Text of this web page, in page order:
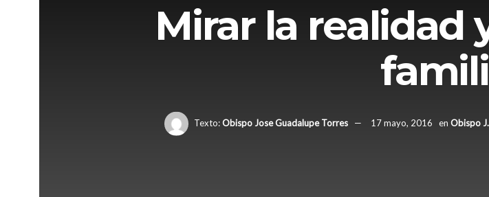
Mirar la realidad
Texto:Obispo Jose Guadalupe Torres 17 mayo, 2016 en Obispo